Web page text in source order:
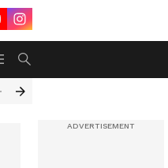
Nageswara Rao